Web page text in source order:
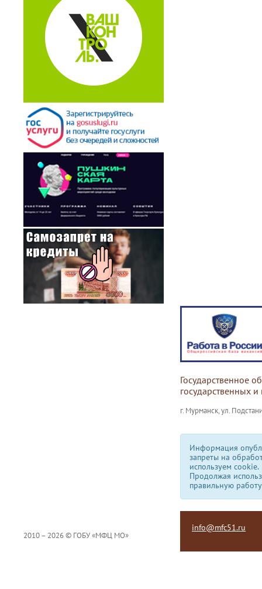
Государственное
государственных
г. Мурманск, ул.
Информация
запреты на
используем сookie.
Продолжая
правильную
2010 – 2026 © ГОБУ «МФЦ МО»
info@mfc51.ru